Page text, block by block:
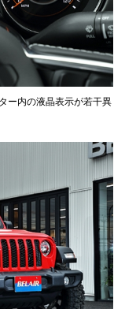
ー内の液晶表示が若干異